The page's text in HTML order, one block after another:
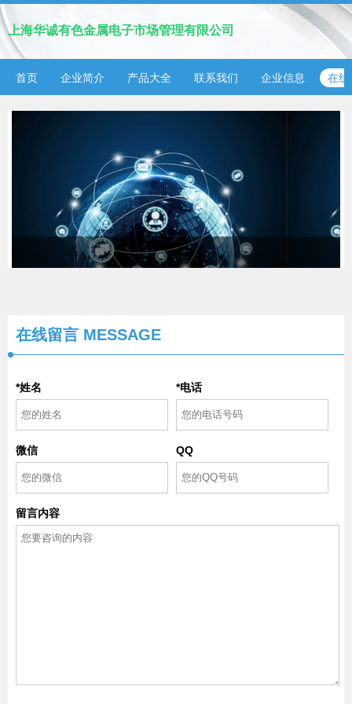
上海华诚有色金属电子市场管理有限公司
首页 企业简介 产品大全 联系我们 企业信息 在线
在线留言 MESSAGE
*姓名 *电话
微信 QQ
留言内容